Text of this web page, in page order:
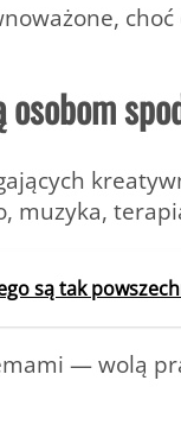
choć
muzyka,
są tak
— wolą